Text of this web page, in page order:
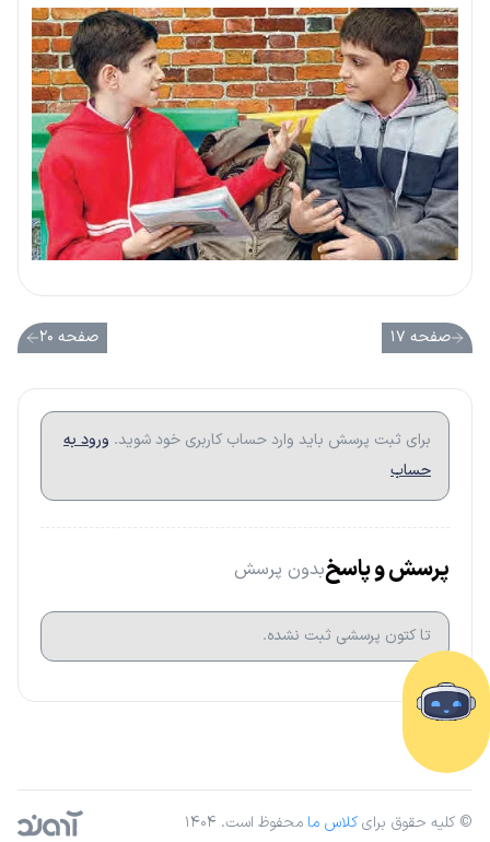
صفحه ۱۷ صفحه ۲۰
برای ثبت پرسش باید وارد حساب کاربری خود شوید. ورود به
حساب
پرسش و پاسخبدون پرسش
تا کتون پرسشی ثبت نشده.
© کلیه حقوق برایکلاس ما محفوظ است. ۱۴۰۴